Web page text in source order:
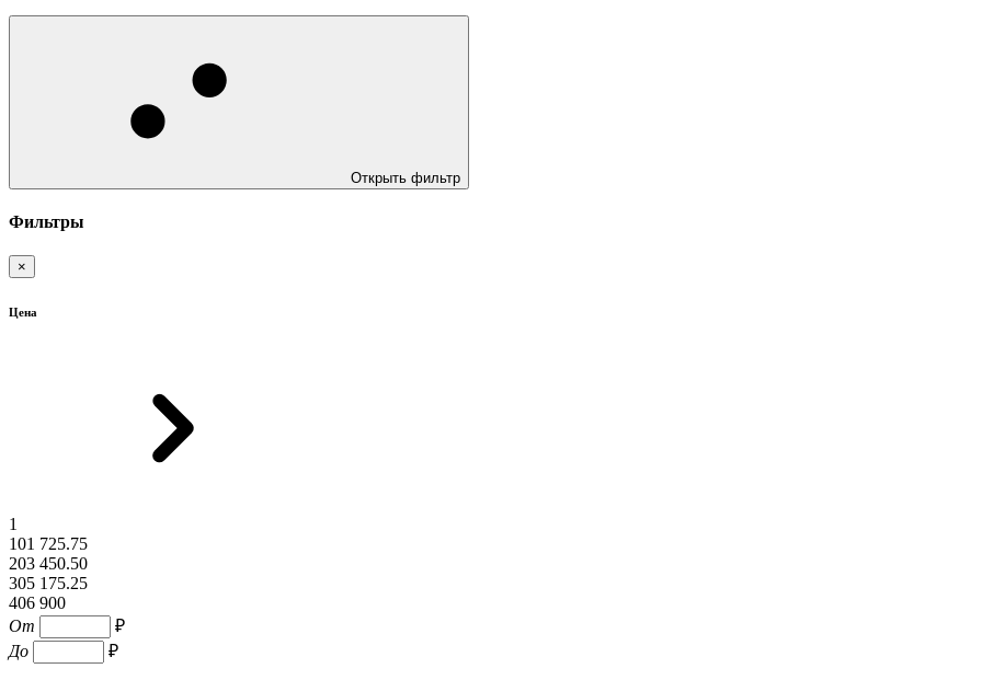
Открыть фильтр
Фильтры
×
Цена
1
101 725.75
203 450.50
305 175.25
406 900
От
₽
До
₽